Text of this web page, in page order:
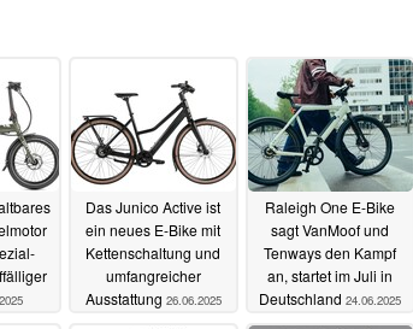
Das Junico Active ist
ein neues E-Bike mit
Kettenschaltung und
umfangreicher
Ausstattung 26.06.2025
Raleigh One E-Bike
sagt VanMoof und
Tenways den Kampf
an, startet im Juli in
Deutschland 24.06.2025